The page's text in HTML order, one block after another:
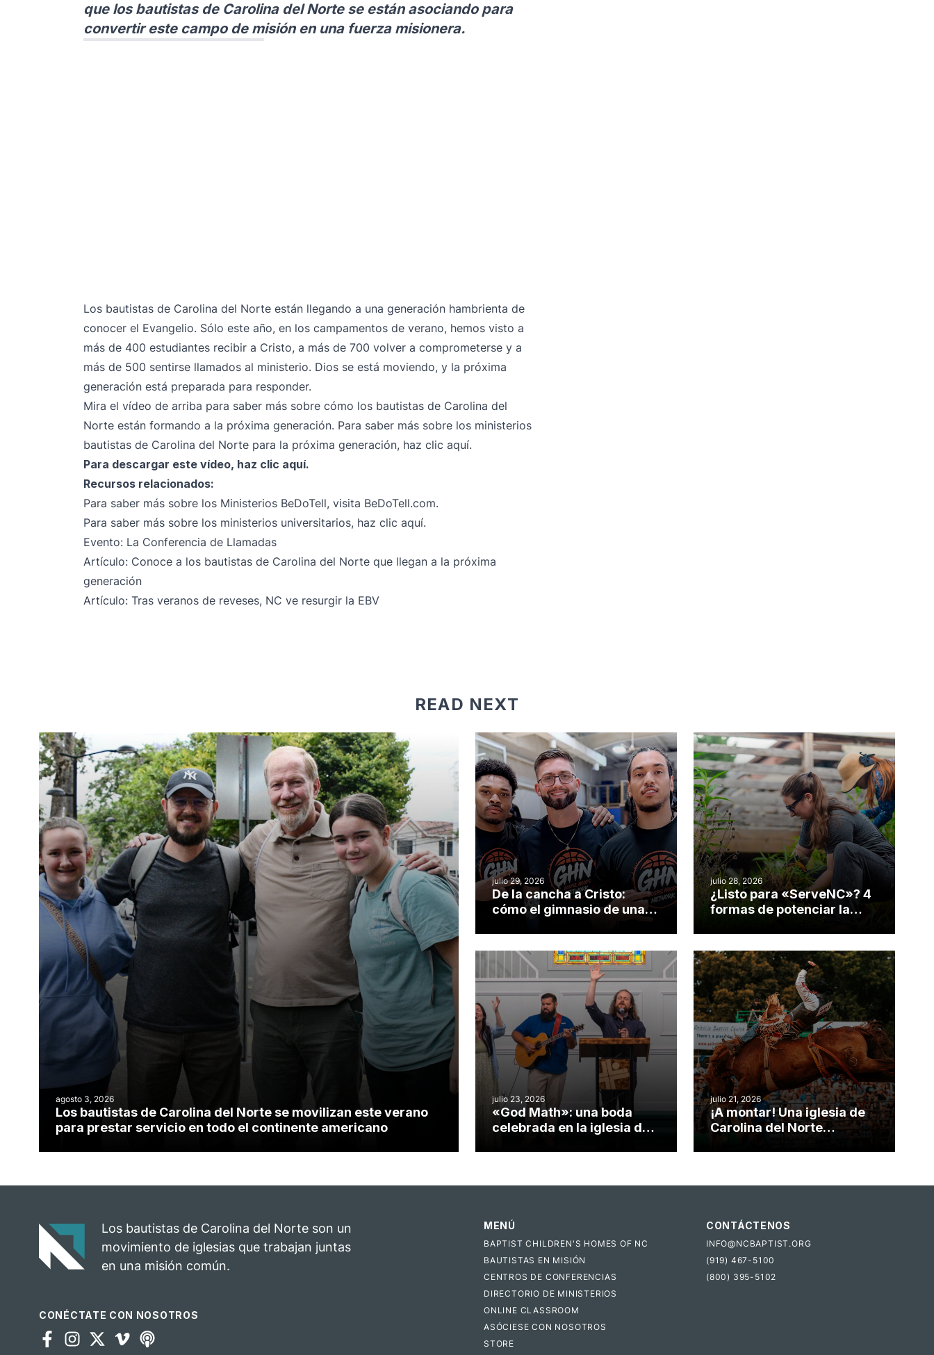
que los bautistas de Carolina del Norte se están asociando para
convertir este campo de misión en una fuerza misionera.
Los bautistas de Carolina del Norte están llegando a una generación hambrienta de
conocer el Evangelio. Sólo este año, en los campamentos de verano, hemos visto a
más de 400 estudiantes recibir a Cristo, a más de 700 volver a comprometerse y a
más de 500 sentirse llamados al ministerio. Dios se está moviendo, y la próxima
generación está preparada para responder.
Mira el vídeo de arriba para saber más sobre cómo los bautistas de Carolina del
Norte están formando a la próxima generación. Para saber más sobre los ministerios
bautistas de Carolina del Norte para la próxima generación, haz clic aquí.
Para descargar este vídeo, haz clic aquí.
Recursos relacionados:
Para saber más sobre los Ministerios BeDoTell, visita BeDoTell.com.
Para saber más sobre los ministerios universitarios, haz clic aquí.
Evento: La Conferencia de Llamadas
Artículo: Conoce a los bautistas de Carolina del Norte que llegan a la próxima
generación
Artículo: Tras veranos de reveses, NC ve resurgir la EBV
READ NEXT
agosto 3, 2026
Los bautistas de Carolina del Norte se movilizan este verano
para prestar servicio en todo el continente americano
julio 29, 2026
De la cancha a Cristo:
cómo el gimnasio de una
misionero te cuento
julio 28, 2026
¿Listo para «ServeNC»? 4
formas de potenciar la
julio 23, 2026
«God Math»: una boda
celebrada en la iglesia de
julio 21, 2026
¡A montar! Una iglesia de
Carolina del Norte
Los bautistas de Carolina del Norte son un
movimiento de iglesias que trabajan juntas
en una misión común.
CONÉCTATE CON NOSOTROS
MENÚ
BAPTIST CHILDREN'S HOMES OF NC
BAUTISTAS EN MISIÓN
CENTROS DE CONFERENCIAS
DIRECTORIO DE MINISTERIOS
ONLINE CLASSROOM
ASÓCIESE CON NOSOTROS
STORE
CONTÁCTENOS
INFO@NCBAPTIST.ORG
(919) 467-5100
(800) 395-5102